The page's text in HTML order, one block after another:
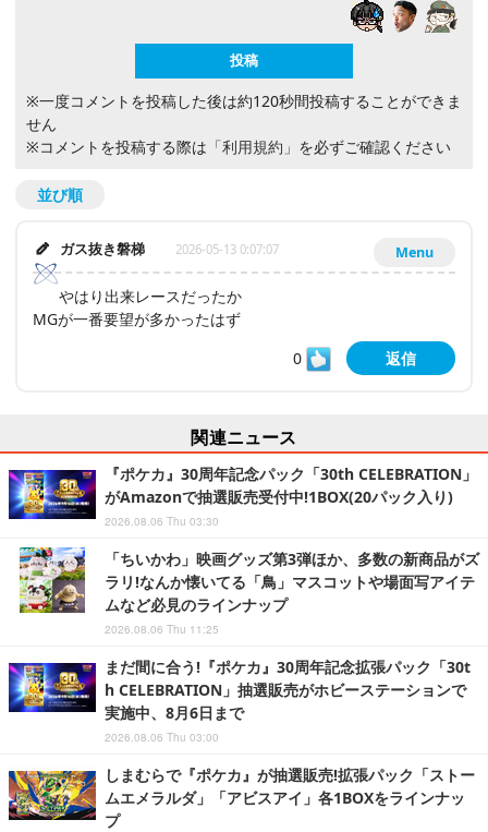
※一度コメントを投稿した後は約120秒間投稿することができま
せん
※コメントを投稿する際は 「利用規約」 を必ずご確認ください
並び順
Menu
ガス抜き磐梯 2026-05-13 0:07:07
やはり出来レースだったか
MGが一番要望が多かったはず
0
返信
関連ニュース
『ポケカ』30周年記念パック「30th CELEBRATION」
がAmazonで抽選販売受付中!1BOX(20パック入り)
2026.08.06 Thu 03:30
「ちいかわ」映画グッズ第3弾ほか、多数の新商品がズ
ラリ!なんか懐いてる「鳥」マスコットや場面写アイテ
ムなど必見のラインナップ
2026.08.06 Thu 11:25
まだ間に合う!『ポケカ』30周年記念拡張パック「30t
h CELEBRATION」抽選販売がホビーステーションで
実施中、8月6日まで
2026.08.06 Thu 03:00
しまむらで『ポケカ』が抽選販売!拡張パック「ストー
ムエメラルダ」「アビスアイ」各1BOXをラインナッ
プ